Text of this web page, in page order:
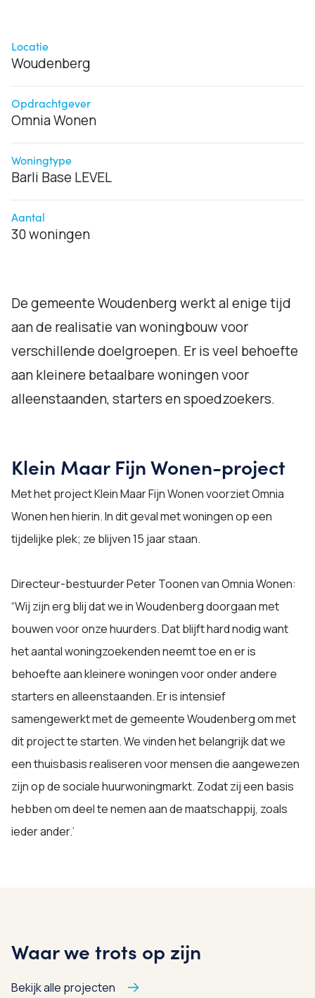
Locatie
Woudenberg
Opdrachtgever
Omnia Wonen
Woningtype
Barli Base LEVEL
Aantal
30 woningen
De gemeente Woudenberg werkt al enige tijd
aan de realisatie van woningbouw voor
verschillende doelgroepen. Er is veel behoefte
aan kleinere betaalbare woningen voor
alleenstaanden, starters en spoedzoekers.
Klein Maar Fijn Wonen-project
Met het project Klein Maar Fijn Wonen voorziet Omnia
Wonen hen hierin. In dit geval met woningen op een
tijdelijke plek; ze blijven 15 jaar staan.
Directeur-bestuurder Peter Toonen van Omnia Wonen:
“Wij zijn erg blij dat we in Woudenberg doorgaan met
bouwen voor onze huurders. Dat blijft hard nodig want
het aantal woningzoekenden neemt toe en er is
behoefte aan kleinere woningen voor onder andere
starters en alleenstaanden. Er is intensief
samengewerkt met de gemeente Woudenberg om met
dit project te starten. We vinden het belangrijk dat we
een thuisbasis realiseren voor mensen die aangewezen
zijn op de sociale huurwoningmarkt. Zodat zij een basis
hebben om deel te nemen aan de maatschappij, zoals
ieder ander.’
Waar we trots op zijn
Bekijk alle projecten